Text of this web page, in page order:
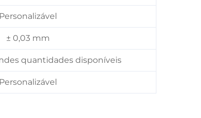
Personalizável
± 0,03 mm
quantidades disponíveis
Personalizável